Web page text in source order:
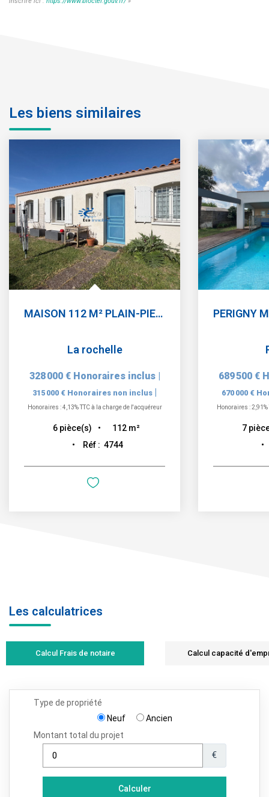
Les biens similaires
MAISON 112 M² PLAIN-PIED 4 CHAMBRES GARAGE JARDIN
La rochelle
328 000 € Honoraires inclus |
315 000 € Honoraires non inclus |
Honoraires : 4,13% TTC à la charge de l'acquéreur
6 pièce(s) 112 m²
Réf : 4744
689 500 €
670 000 €
Honoraires :
7
Les calculatrices
Calcul Frais de notaire Calcul capacité